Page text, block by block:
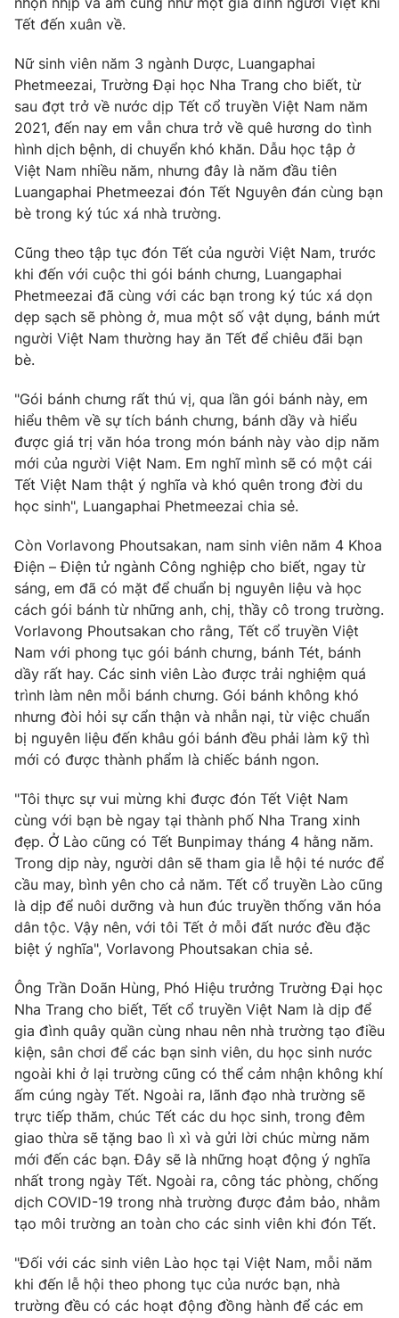
Chuyên mục khác
Emagazine Podcast
Photo Infographic
Video Shorts video
VTV Money VTV Thể thao
VTV Sức khoẻ Bất động sản
Thị trường 24h
VTV4 Vươn mình bằng AI
VTV9 VTV8
Liên hệ tòa soạn English
THỜI BÁO VTV
Theo dõi báo trên
Cơ quan chủ quản:
Đài Truyền hình Việt Nam
Cơ quan báo chí:Thời báo VTV
Giấy phép hoạt động báo in và báo điện tử số 483/GP-BTTTT
Tổng Biên tập:Vũ Thanh Thủy
Phó Tổng Biên tập: Nguyễn Thị Mỹ Hạnh, Phạm Quốc Thắng,
Nguyễn Trọng Ninh
Tổng đài VTV:024.38 355 931 - 024.38 355 932
Ðiện thoại Thời báo VTV:024.66 897 897
Email:toasoan@vtv.vn
Liên hệ quảng cáo:024-7300.7108
® Cấm sao chép dưới mọi hình thức nếu không có sự chấp
thuận bằng văn bản. Ghi rõ nguồn VTV.vn khi phát hành lại
thông tin từ website này.
Tết đến xuân về.
Nữ sinh viên năm 3 ngành Dược, Luangaphai
Phetmeezai, Trường Đại học Nha Trang cho biết, từ
sau đợt trở về nước dịp Tết cổ truyền Việt Nam năm
2021, đến nay em vẫn chưa trở về quê hương do tình
hình dịch bệnh, di chuyển khó khăn. Dẫu học tập ở
Việt Nam nhiều năm, nhưng đây là năm đầu tiên
Luangaphai Phetmeezai đón Tết Nguyên đán cùng bạn
bè trong ký túc xá nhà trường.
Cũng theo tập tục đón Tết của người Việt Nam, trước
khi đến với cuộc thi gói bánh chưng, Luangaphai
Phetmeezai đã cùng với các bạn trong ký túc xá dọn
dẹp sạch sẽ phòng ở, mua một số vật dụng, bánh mứt
người Việt Nam thường hay ăn Tết để chiêu đãi bạn
bè.
"Gói bánh chưng rất thú vị, qua lần gói bánh này, em
hiểu thêm về sự tích bánh chưng, bánh dầy và hiểu
được giá trị văn hóa trong món bánh này vào dịp năm
mới của người Việt Nam. Em nghĩ mình sẽ có một cái
Tết Việt Nam thật ý nghĩa và khó quên trong đời du
học sinh", Luangaphai Phetmeezai chia sẻ.
Còn Vorlavong Phoutsakan, nam sinh viên năm 4 Khoa
Điện – Điện tử ngành Công nghiệp cho biết, ngay từ
sáng, em đã có mặt để chuẩn bị nguyên liệu và học
cách gói bánh từ những anh, chị, thầy cô trong trường.
Vorlavong Phoutsakan cho rằng, Tết cổ truyền Việt
Nam với phong tục gói bánh chưng, bánh Tét, bánh
dầy rất hay. Các sinh viên Lào được trải nghiệm quá
trình làm nên mỗi bánh chưng. Gói bánh không khó
nhưng đòi hỏi sự cẩn thận và nhẫn nại, từ việc chuẩn
bị nguyên liệu đến khâu gói bánh đều phải làm kỹ thì
mới có được thành phẩm là chiếc bánh ngon.
"Tôi thực sự vui mừng khi được đón Tết Việt Nam
cùng với bạn bè ngay tại thành phố Nha Trang xinh
đẹp. Ở Lào cũng có Tết Bunpimay tháng 4 hằng năm.
Trong dịp này, người dân sẽ tham gia lễ hội té nước để
cầu may, bình yên cho cả năm. Tết cổ truyền Lào cũng
là dịp để nuôi dưỡng và hun đúc truyền thống văn hóa
dân tộc. Vậy nên, với tôi Tết ở mỗi đất nước đều đặc
biệt ý nghĩa", Vorlavong Phoutsakan chia sẻ.
Ông Trần Doãn Hùng, Phó Hiệu trưởng Trường Đại học
Nha Trang cho biết, Tết cổ truyền Việt Nam là dịp để
gia đình quây quần cùng nhau nên nhà trường tạo điều
kiện, sân chơi để các bạn sinh viên, du học sinh nước
ngoài khi ở lại trường cũng có thể cảm nhận không khí
ấm cúng ngày Tết. Ngoài ra, lãnh đạo nhà trường sẽ
trực tiếp thăm, chúc Tết các du học sinh, trong đêm
giao thừa sẽ tặng bao lì xì và gửi lời chúc mừng năm
mới đến các bạn. Đây sẽ là những hoạt động ý nghĩa
nhất trong ngày Tết. Ngoài ra, công tác phòng, chống
dịch COVID-19 trong nhà trường được đảm bảo, nhằm
tạo môi trường an toàn cho các sinh viên khi đón Tết.
"Đối với các sinh viên Lào học tại Việt Nam, mỗi năm
khi đến lễ hội theo phong tục của nước bạn, nhà
trường đều có các hoạt động đồng hành để các em